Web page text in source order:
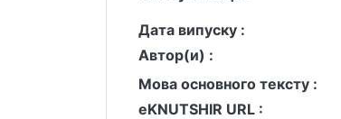
Дата випуску :
Автор(и) :
Мова основного тексту :
eKNUTSHIR URL :